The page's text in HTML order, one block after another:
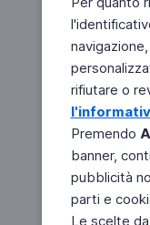
rifiutare o
Premendo
banner,
pubblicità
parti e
Le scelte